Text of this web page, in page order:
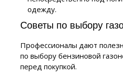
одежду.
Советы по выбору
Профессионалы дают
по выбору бензиновой
перед покупкой.